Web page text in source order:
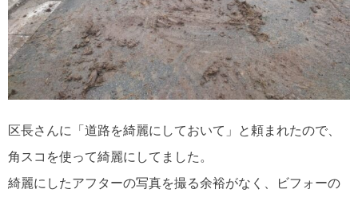
区長さんに「道路を綺麗にしておいて」と頼まれたので、
角スコを使って綺麗にしてました。
綺麗にしたアフターの写真を撮る余裕がなく、ビフォーの